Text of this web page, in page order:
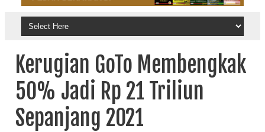
Kerugian GoTo Membengkak
50% Jadi Rp 21 Triliun
Sepanjang 2021